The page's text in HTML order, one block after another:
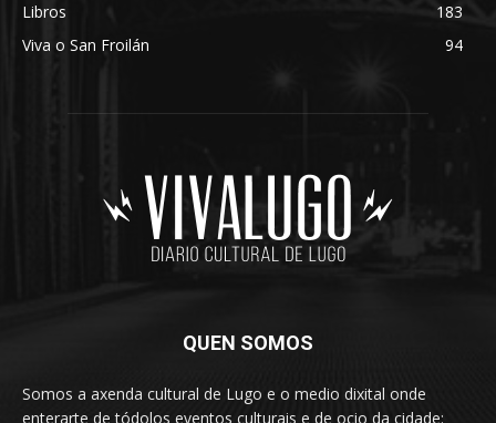
Libros
183
Viva o San Froilán
94
QUEN SOMOS
Somos a axenda cultural de Lugo e o medio dixital onde
enterarte de tódolos eventos culturais e de ocio da cidade: